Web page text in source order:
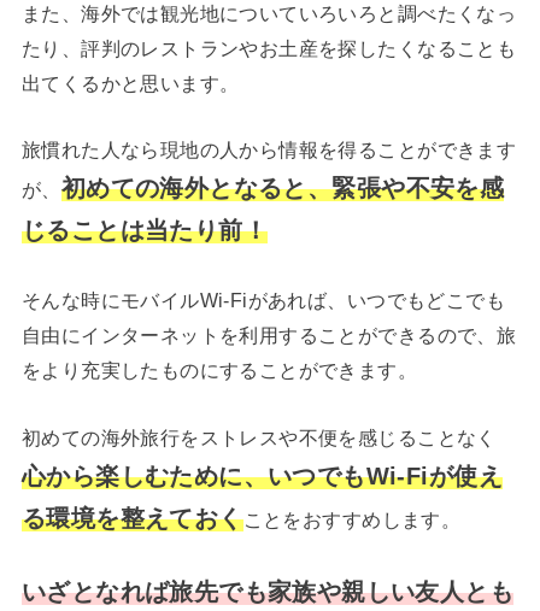
また、海外では観光地についていろいろと調べたくなっ
たり、評判のレストランやお土産を探したくなることも
出てくるかと思います。
旅慣れた人なら現地の人から情報を得ることができます
が、 初めての海外となると、緊張や不安を感
じることは当たり前！
そんな時にモバイルWi-Fiがあれば、いつでもどこでも
自由にインターネットを利用することができるので、旅
をより充実したものにすることができます。
初めての海外旅行をストレスや不便を感じることなく
心から楽しむために、いつでもWi-Fiが使え
る環境を整えておくことをおすすめします。
いざとなれば旅先でも家族や親しい友人とも